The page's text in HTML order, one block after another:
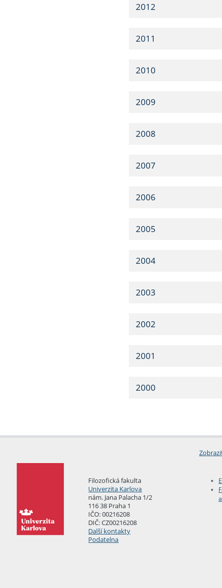
2012
2011
2010
2009
2008
2007
2006
2005
2004
2003
2002
2001
2000
Filozofická fakulta
Univerzita Karlova
nám. Jana Palacha 1/2
116 38 Praha 1
IČO: 00216208
DIČ: CZ00216208
Další kontakty
Podatelna